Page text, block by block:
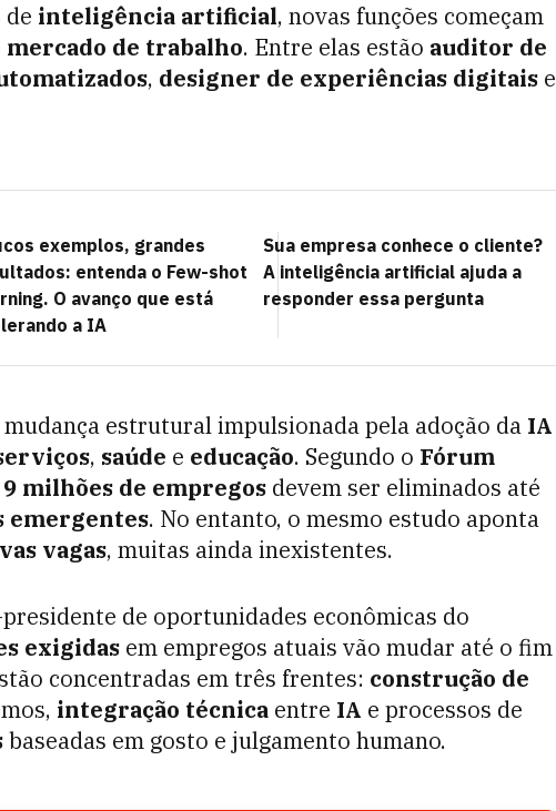
inteligência artificial, novas funções começam
mercado de trabalho. Entre elas estão auditor de
, designer de experiências digitais e
exemplos, grandes
entenda o Few-shot
O avanço que está
a IA
Sua empresa conhece o cliente?
A inteligência artificial ajuda a
responder essa pergunta
estrutural impulsionada pela adoção da IA
, saúde e educação. Segundo o Fórum
9 milhões de empregos devem ser eliminados até
emergentes. No entanto, o mesmo estudo aponta
vagas, muitas ainda inexistentes.
de oportunidades econômicas do
exigidas em empregos atuais vão mudar até o fim
concentradas em três frentes: construção de
integração técnica entre IA e processos de
baseadas em gosto e julgamento humano.